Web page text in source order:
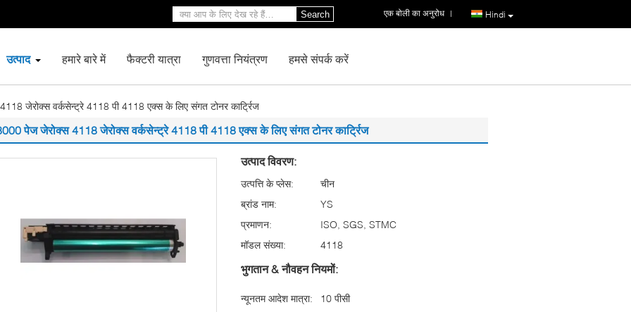
Hindi
एक बोली का अनुरोध |
Search
उत्पाद हमारे बारे में फैक्टरी यात्रा गुणवत्ता नियंत्रण हमसे संपर्क करें
जेरोक्स वर्कसेन्ट्रे 4118 पी 4118 एक्स के लिए संगत टोनर कार्ट्रिज
पेज जेरोक्स 4118 जेरोक्स वर्कसेन्ट्रे 4118 पी 4118 एक्स के लिए संगत टोनर कार्ट्रिज
उत्पाद विवरण:
उत्पत्ति के प्लेस:
चीन
ब्रांड नाम:
YS
प्रमाणन:
ISO, SGS, STMC
मॉडल संख्या:
4118
भुगतान & नौवहन नियमों:
न्यूनतम आदेश मात्रा:
10 पीसी